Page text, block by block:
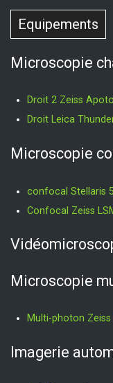
Equipements
Microscopie
Droit 2 Zeiss
Droit Leica
Microscopie
confocal Stellaris
Confocal Zeiss
Microscopie
Multi-photon Zeiss
Imagerie